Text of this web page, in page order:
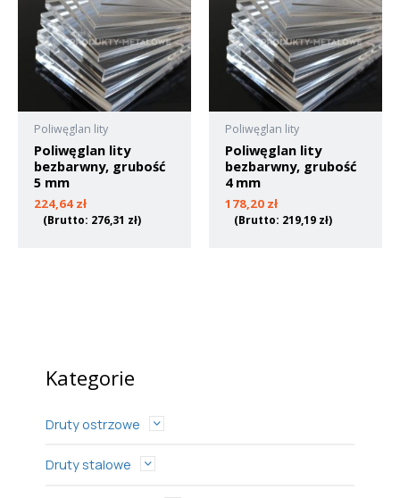
Kategorie
Druty ostrzowe
Druty stalowe
Poliwęglan lity
Poliwęglan lity
bezbarwny, grubość
5 mm
224,64 zł
(Brutto: 276,31 zł)
Poliwęglan lity
Poliwęglan lity
bezbarwny, grubość
4 mm
178,20 zł
(Brutto: 219,19 zł)